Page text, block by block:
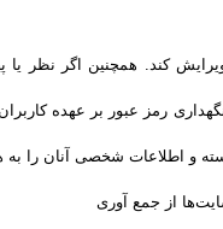
کند. همچنین اگر نظر
رمز عبور بر عهده
و اطلاعات شخصی آنان را به
از جمع آوری